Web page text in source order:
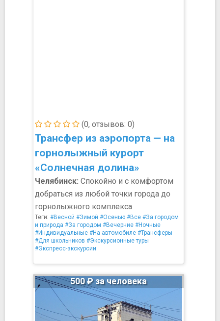
(0, отзывов: 0)
Трансфер из аэропорта — на
горнолыжный курорт
«Солнечная долина»
Челябинск: Спокойно и с комфортом
добраться из любой точки города до
горнолыжного комплекса
Теги: #Весной #Зимой #Осенью #Все #За городом
и природа #За городом #Вечерние #Ночные
#Индивидуальные #На автомобиле #Трансферы
#Для школьников #Экскурсионные туры
#Экспресс-экскурсии
500 ₽ за человека